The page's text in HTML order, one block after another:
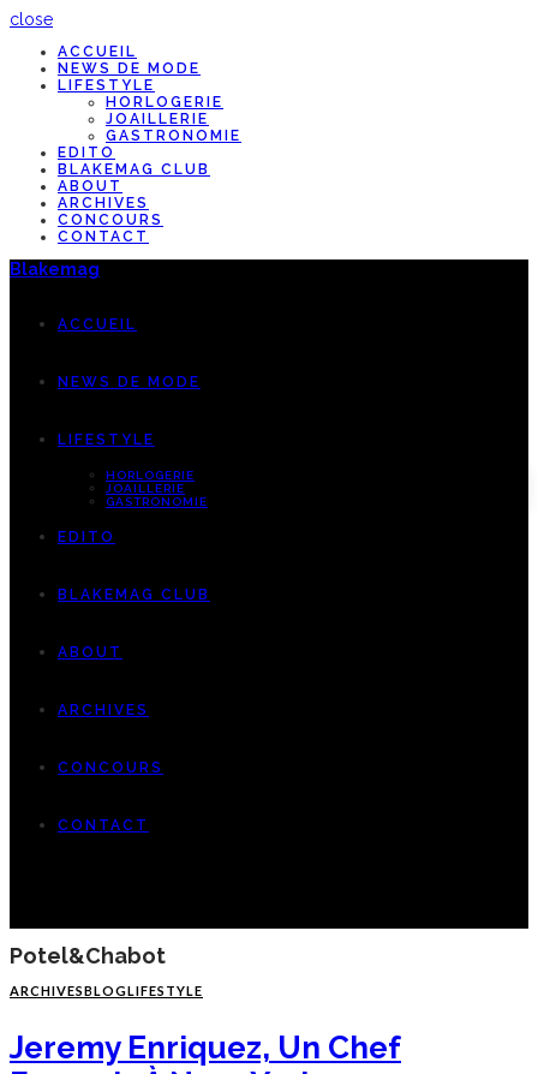
close
ACCUEIL
NEWS DE MODE
LIFESTYLE
HORLOGERIE
JOAILLERIE
GASTRONOMIE
EDITO
BLAKEMAG CLUB
ABOUT
ARCHIVES
CONCOURS
CONTACT
Blakemag
ACCUEIL
NEWS DE MODE
LIFESTYLE
HORLOGERIE
JOAILLERIE
GASTRONOMIE
EDITO
BLAKEMAG CLUB
ABOUT
ARCHIVES
CONCOURS
CONTACT
Potel&chabot
ARCHIVESBLOGLIFESTYLE
Jeremy Enriquez, Un Chef